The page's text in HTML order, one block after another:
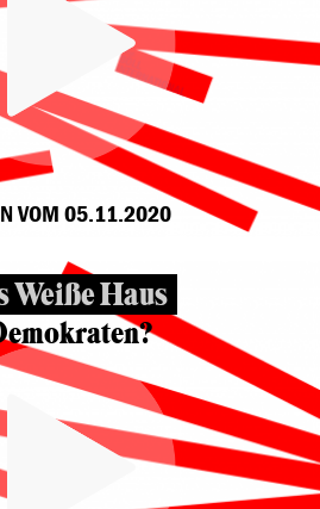
VOM 05.11.2020
Weiße Haus